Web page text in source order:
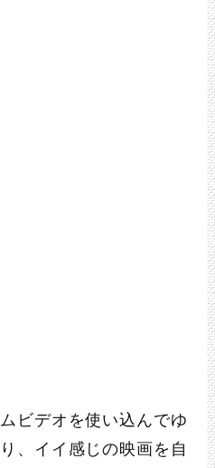
ビデオを使い込んでゆ
、イイ感じの映画を自